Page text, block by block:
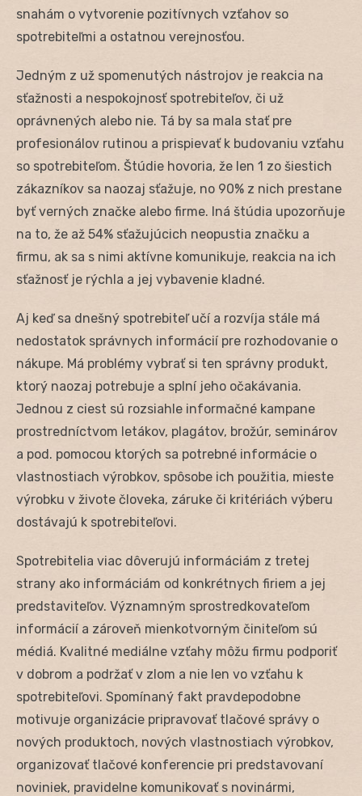
snahám o vytvorenie pozitívnych vzťahov so
spotrebiteľmi a ostatnou verejnosťou.
Jedným z už spomenutých nástrojov je reakcia na
sťažnosti a nespokojnosť spotrebiteľov, či už
oprávnených alebo nie. Tá by sa mala stať pre
profesionálov rutinou a prispievať k budovaniu vzťahu
so spotrebiteľom. Štúdie hovoria, že len 1 zo šiestich
zákazníkov sa naozaj sťažuje, no 90% z nich prestane
byť verných značke alebo firme. Iná štúdia upozorňuje
na to, že až 54% sťažujúcich neopustia značku a
firmu, ak sa s nimi aktívne komunikuje, reakcia na ich
sťažnosť je rýchla a jej vybavenie kladné.
Aj keď sa dnešný spotrebiteľ učí a rozvíja stále má
nedostatok správnych informácií pre rozhodovanie o
nákupe. Má problémy vybrať si ten správny produkt,
ktorý naozaj potrebuje a splní jeho očakávania.
Jednou z ciest sú rozsiahle informačné kampane
prostredníctvom letákov, plagátov, brožúr, seminárov
a pod. pomocou ktorých sa potrebné informácie o
vlastnostiach výrobkov, spôsobe ich použitia, mieste
výrobku v živote človeka, záruke či kritériách výberu
dostávajú k spotrebiteľovi.
Spotrebitelia viac dôverujú informáciám z tretej
strany ako informáciám od konkrétnych firiem a jej
predstaviteľov. Významným sprostredkovateľom
informácií a zároveň mienkotvorným činiteľom sú
médiá. Kvalitné mediálne vzťahy môžu firmu podporiť
v dobrom a podržať v zlom a nie len vo vzťahu k
spotrebiteľovi. Spomínaný fakt pravdepodobne
motivuje organizácie pripravovať tlačové správy o
nových produktoch, nových vlastnostiach výrobkov,
organizovať tlačové konferencie pri predstavovaní
noviniek, pravidelne komunikovať s novinármi,